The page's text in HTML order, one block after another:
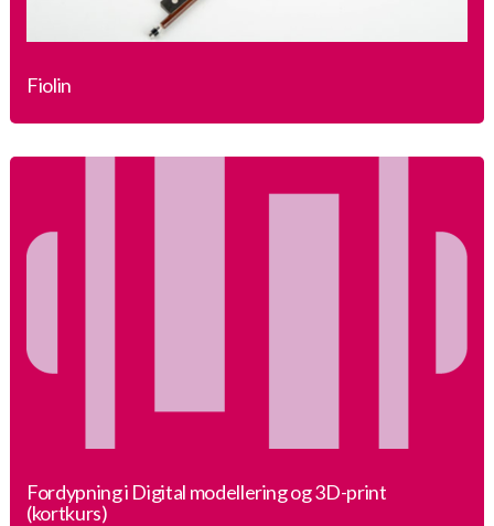
Fiolin
Fordypning i Digital modellering og 3D-print
(kortkurs)